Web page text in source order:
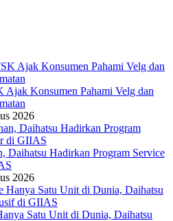
Ajak Konsumen Pahami Velg dan
2026
Daihatsu Hadirkan Program Service
2026
Satu Unit di Dunia, Daihatsu